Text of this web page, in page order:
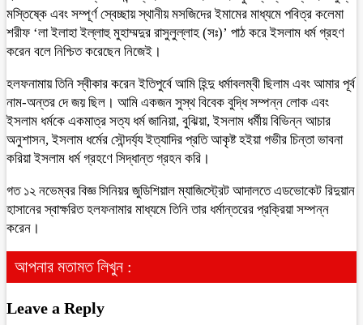
মস্তিষ্কে এবং সম্পূর্ণ স্বেচ্ছায় স্থানীয় মসজিদের ইমামের মাধ্যমে পবিত্র কলেমা
শরীফ ‘লা ইলাহা ইল্লাহু মুহাম্মদুর রাসুলুল্লাহ (সঃ)’ পাঠ করে ইসলাম ধর্ম গ্রহণ
করেন বলে নিশ্চিত করেছেন নিজেই।
হলফনামায় তিনি স্বীকার করেন ইতিপুর্বে আমি হিন্দু ধর্মাবলম্বী ছিলাম এবং আমার পূর্ব
নাম-অন্তর দে জয় ছিল। আমি একজন সুস্থ বিবেক বুদ্ধি সম্পন্ন লোক এবং
ইসলাম ধর্মকে একমাত্র সত্য ধর্ম জানিয়া, বুঝিয়া, ইসলাম ধর্মীয় বিভিন্ন আচার
অনুশাসন, ইসলাম ধর্মের সৌন্দর্য্য ইত্যাদির প্রতি আকৃষ্ট হইয়া গভীর চিন্তা ভাবনা
করিয়া ইসলাম ধর্ম গ্রহণে সিদ্ধান্ত গ্রহন করি।
গত ১২ নভেম্বর বিজ্ঞ সিনিয়র জুডিশিয়াল ম্যাজিস্ট্রেট আদালতে এডভোকেট রিদুয়ান
হাসানের স্বাক্ষরিত হলফনামার মাধ্যমে তিনি তার ধর্মান্তরের প্রক্রিয়া সম্পন্ন
করেন।
আপনার মতামত লিখুন :
Leave a Reply